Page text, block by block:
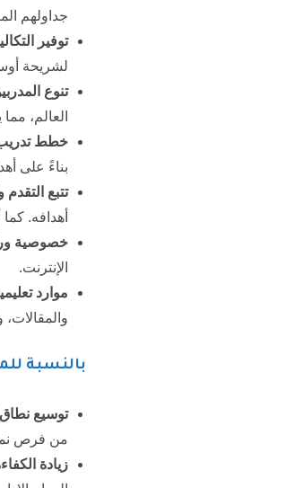
جداولهم
توفير
لشريحة
تنوع
العالم،
خطط
بناءً على
تتبع التقدم
أهدافه.
خصوصية
الإنترنت.
موارد
بالنسبة
توسيع
من فرص
زيادة